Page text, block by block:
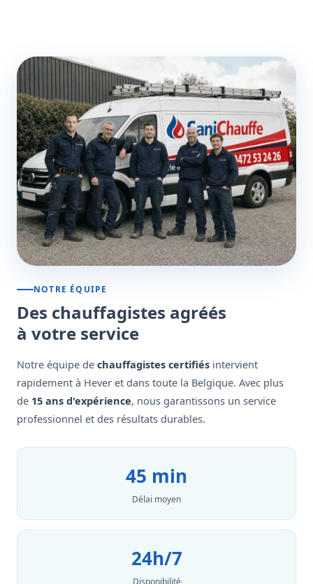
NOTRE ÉQUIPE
Des chauffagistes agréés
à votre service
Notre équipe de chauffagistes certifiés intervient
rapidement à Hever et dans toute la Belgique. Avec plus
de 15 ans d'expérience, nous garantissons un service
professionnel et des résultats durables.
45 min
Délai moyen
24h/7
Disponibilité